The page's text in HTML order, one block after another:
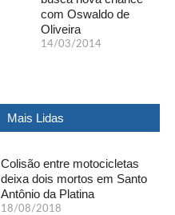
com Oswaldo de
Oliveira
14/03/2014
Mais Lidas
Colisão entre motocicletas
deixa dois mortos em Santo
Antônio da Platina
18/08/2018